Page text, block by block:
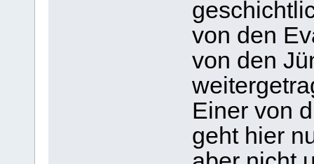
von den
von den
Einer von
geht hier